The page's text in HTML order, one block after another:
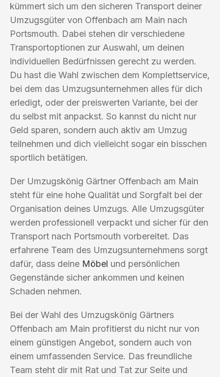
kümmert sich um den sicheren Transport deiner
Umzugsgüter von Offenbach am Main nach
Portsmouth. Dabei stehen dir verschiedene
Transportoptionen zur Auswahl, um deinen
individuellen Bedürfnissen gerecht zu werden.
Du hast die Wahl zwischen dem Komplettservice,
bei dem das Umzugsunternehmen alles für dich
erledigt, oder der preiswerten Variante, bei der
du selbst mit anpackst. So kannst du nicht nur
Geld sparen, sondern auch aktiv am Umzug
teilnehmen und dich vielleicht sogar ein bisschen
sportlich betätigen.
Der Umzugskönig Gärtner Offenbach am Main
steht für eine hohe Qualität und Sorgfalt bei der
Organisation deines Umzugs. Alle Umzugsgüter
werden professionell verpackt und sicher für den
Transport nach Portsmouth vorbereitet. Das
erfahrene Team des Umzugsunternehmens sorgt
dafür, dass deine Möbel und persönlichen
Gegenstände sicher ankommen und keinen
Schaden nehmen.
Bei der Wahl des Umzugskönig Gärtners
Offenbach am Main profitierst du nicht nur von
einem günstigen Angebot, sondern auch von
einem umfassenden Service. Das freundliche
Team steht dir mit Rat und Tat zur Seite und